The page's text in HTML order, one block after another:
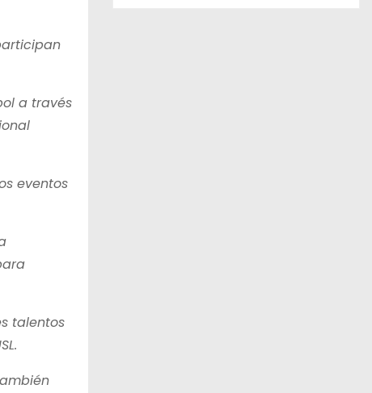
a través
eventos
talentos